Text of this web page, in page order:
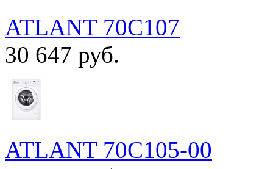
ATLANT 70С107
30 647 руб.
ATLANT 70С105-00